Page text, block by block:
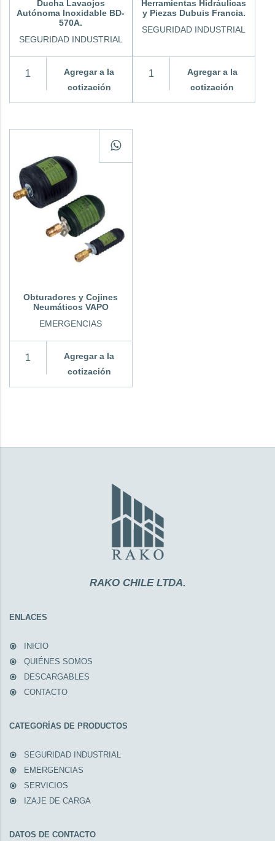
Ducha Lavaojos
Autónoma Inoxidable BD-
570A.
SEGURIDAD INDUSTRIAL
Agregar a la
cotización
Herramientas Hidráulicas
y Piezas Dubuis Francia.
SEGURIDAD INDUSTRIAL
Agregar a la
cotización
Obturadores y Cojines
Neumáticos VAPO
EMERGENCIAS
Agregar a la
cotización
RAKO CHILE LTDA.
ENLACES
INICIO
QUIÉNES SOMOS
DESCARGABLES
CONTACTO
CATEGORÍAS DE PRODUCTOS
SEGURIDAD INDUSTRIAL
EMERGENCIAS
SERVICIOS
IZAJE DE CARGA
DATOS DE CONTACTO